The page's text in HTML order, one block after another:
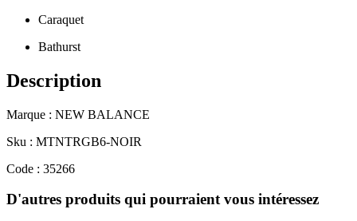
Caraquet
Bathurst
Description
Marque : NEW BALANCE
Sku : MTNTRGB6-NOIR
Code : 35266
D'autres produits qui pourraient vous intéressez